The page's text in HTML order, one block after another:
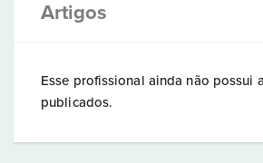
Artigos
Esse profissional ainda não possui
publicados.